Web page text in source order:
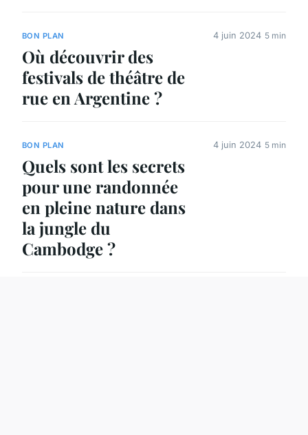
BON PLAN
Où découvrir des
festivals de théâtre de
rue en Argentine ?
4 juin 2024 5 min
BON PLAN
Quels sont les secrets
pour une randonnée
en pleine nature dans
la jungle du
Cambodge ?
4 juin 2024 5 min